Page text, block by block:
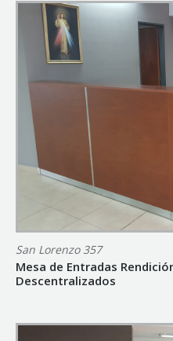
San Lorenzo 357
Mesa de Entradas
Descentralizados